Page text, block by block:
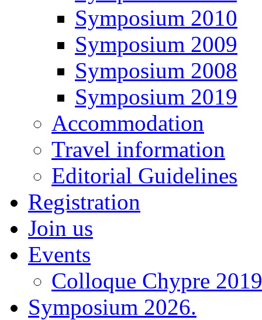
Symposium 2010
Symposium 2009
Symposium 2008
Symposium 2019
Accommodation
Travel information
Editorial Guidelines
Registration
Join us
Events
Colloque Chypre 2019
Symposium 2026.